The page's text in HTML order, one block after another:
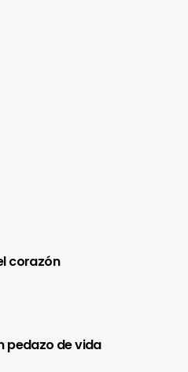
corazón
pedazo de vida